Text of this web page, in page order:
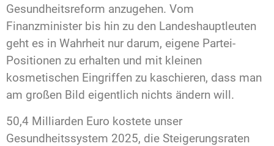
Gesundheitsreform anzugehen. Vom
Finanzminister bis hin zu den Landeshauptleuten
geht es in Wahrheit nur darum, eigene Partei-
Positionen zu erhalten und mit kleinen
kosmetischen Eingriffen zu kaschieren, dass man
am großen Bild eigentlich nichts ändern will.
50,4 Milliarden Euro kostete unser
Gesundheitssystem 2025, die Steigerungsraten